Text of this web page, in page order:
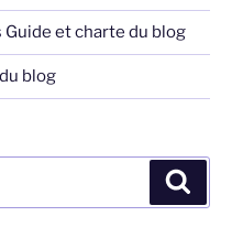
Guide et charte du blog
blog